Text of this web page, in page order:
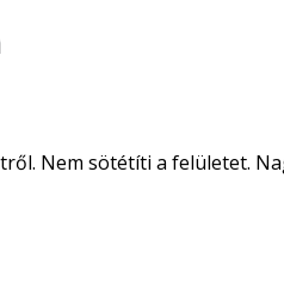
Nem sötétíti a felületet.